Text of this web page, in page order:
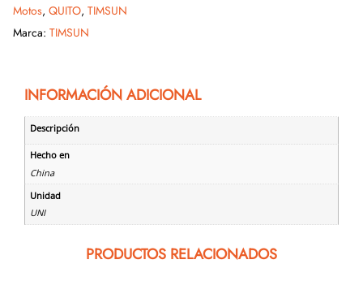
Motos, QUITO, TIMSUN
Marca: TIMSUN
INFORMACIÓN ADICIONAL
Descripción
Hecho en
China
Unidad
UNI
PRODUCTOS RELACIONADOS